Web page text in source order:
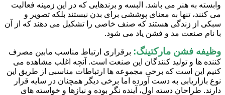
وابسته به هنر می باشد. البسه و برندهایی که در این زمینه فعالیت
می کنند، تنها به معنای پوششی برای بدن نیستند بلکه تصویر و
سبکی از زندگی هستند که صنف خاصی را تشکیل می دهند که از آن
با نام صنعت مد و فشن یاد می شود.
وظیفه فشن مارکتینگ: برقراری ارتباط مناسب مابین مصرف
کننده ها و تولید کنندگان این صنعت است. آنچه اغلب مشاهده می
کنیم این است که برخی مجموعه ها ارتباطات مناسبی از طریق این
نوع بازاریابی به دست آورده اما برخی دیگر همچنان در سایه قرار
دارند. طراحان دسته اول، آینده نگر بوده و نیازها و خواسته های